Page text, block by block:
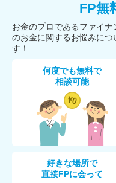
FP無
お金のプロであるファイ
のお金に関するお悩みに
す！
何度でも無料で
相談可能
好きな場所で
直接FPに会って